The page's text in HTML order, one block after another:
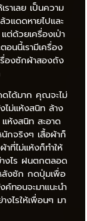
ราเลย เป็นความ
วแดดหายไปและ
ด้วยเครื่องเป่า
นนี้เรามีเครื่อง
องซักผ้าสองถัง
ดได้มาก คุณจะไม่
ไม่แห้งสนิท ล้าง
ห้งสนิท สะอาด
กจริงๆ เสื้อผ้าก็
าที่ไม่แห้งก็ทำให้
างไร ฝนตกตลอด
ลังซัก กดปุ่มเพื่อ
ค์ทอนจะมาแนะนำ
ไรให้เพื่อนๆ มา